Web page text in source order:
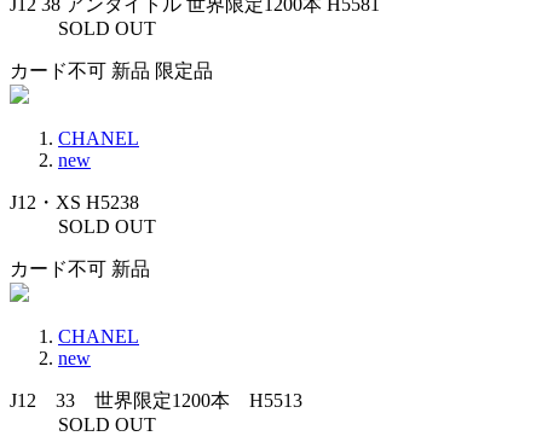
SOLD OUT
カード不可 新品 限定品
CHANEL
new
J12・XS H5238
SOLD OUT
カード不可 新品
CHANEL
new
J12 33 世界限定1200本 H5513
SOLD OUT